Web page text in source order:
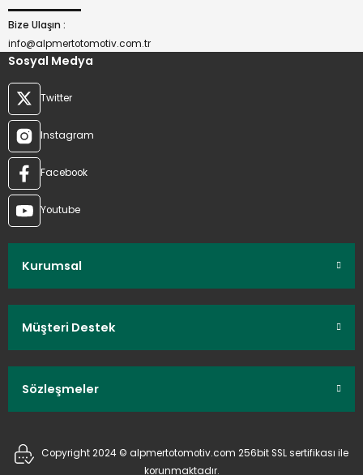
Bize Ulaşın :
info@alpmertotomotiv.com.tr
Sosyal Medya
Twitter
Instagram
Facebook
Youtube
Kurumsal
Müşteri Destek
Sözleşmeler
Copyright 2024 © alpmertotomotiv.com 256bit SSL sertifikası ile
korunmaktadır.